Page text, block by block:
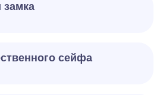
замка
сейфа